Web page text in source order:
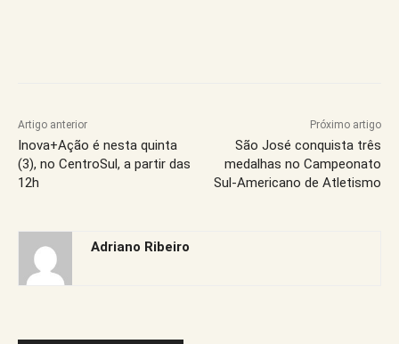
Artigo anterior
Inova+Ação é nesta quinta
(3), no CentroSul, a partir das
12h
Próximo artigo
São José conquista três
medalhas no Campeonato
Sul-Americano de Atletismo
Adriano Ribeiro